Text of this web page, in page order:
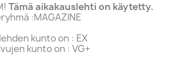
Tämä aikakauslehti on käytetty.
:MAGAZINE
kunto on : EX
kunto on : VG+